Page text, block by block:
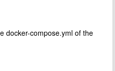
docker-compose.yml of the